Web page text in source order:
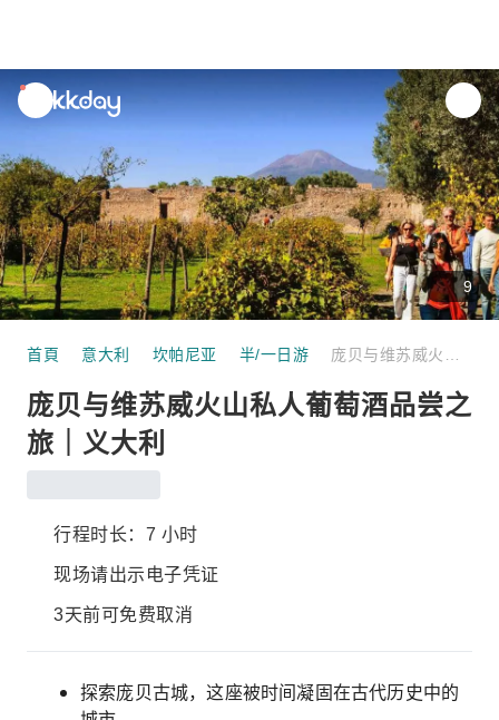
unread
notifications
9
首頁 意大利 坎帕尼亚 半/一日游
庞贝与维苏威火山私人葡萄酒品尝之
旅｜义大利
行程时长：7 小时
现场请出示电子凭证
3天前可免费取消
探索庞贝古城，这座被时间凝固在古代历史中的